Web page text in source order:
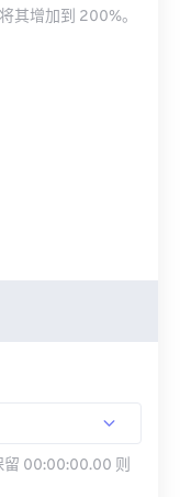
其增加到 200%。
留 00:00:00.00 则